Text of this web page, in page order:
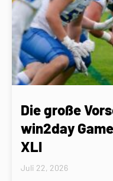
Die große
win2day
XLI
Juli 22, 2026